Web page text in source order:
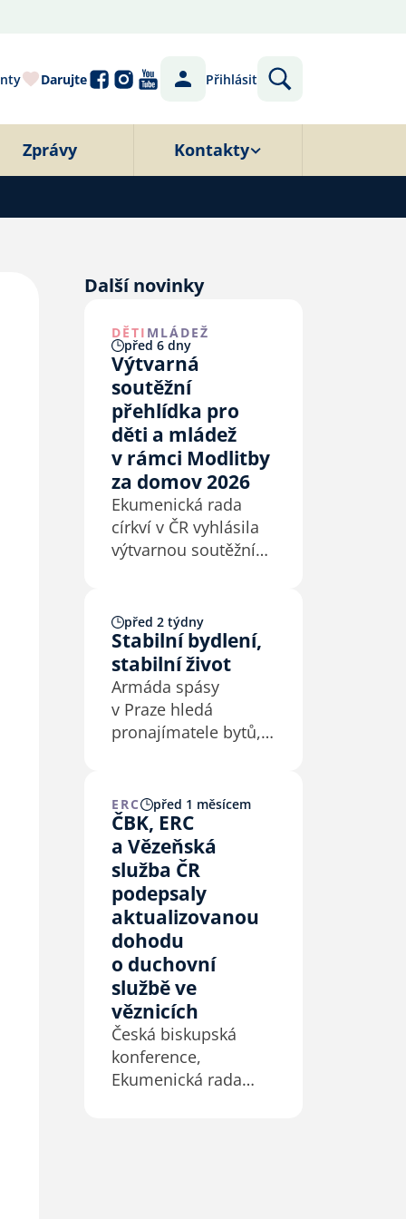
Darujte Přihlásit
Zprávy Kontakty
Další novinky
DĚTI MLÁDEŽ
před 6 dny
Výtvarná
soutěžní
přehlídka pro
děti a mládež
v rámci Modlitby
za domov 2026
Ekumenická rada
církví v ČR vyhlásila
výtvarnou soutěžní
Bůh s námi.
před 2 týdny
Stabilní bydlení,
stabilní život
Armáda spásy
v Praze hledá
pronajímatele bytů,
Stabilní bydlení,
stabilní život. Jeho
cílem je pomoci
lidem v bytové nouzi
získat důstojný
a bezpečný domov.
ERC před 1 měsícem
ČBK, ERC
a Vězeňská
služba ČR
podepsaly
aktualizovanou
dohodu
o duchovní
službě ve
věznicích
Česká biskupská
konference,
Ekumenická rada